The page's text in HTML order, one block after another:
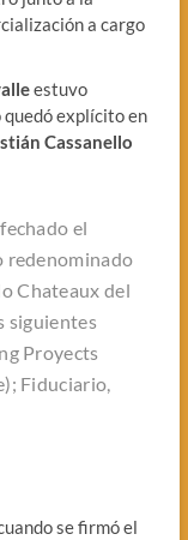
a cargo
estuvo
explícito en
Cassanello
el
redenominado
Chateaux del
siguientes
Proyects
Fiduciario,
se firmó el